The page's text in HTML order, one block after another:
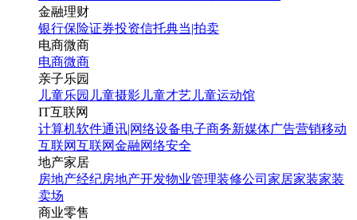
金融理财
银行保险证券投资信托典当|拍卖
电商微商
电商微商
亲子乐园
儿童乐园 儿童摄影 儿童才艺 儿童运动馆
IT互联网
计算机软件通讯|网络设备电子商务新媒体广告营销移动
互联网互联网金融网络安全
地产家居
房地产经纪房地产开发物业管理装修公司 家居家装家装
卖场
商业零售